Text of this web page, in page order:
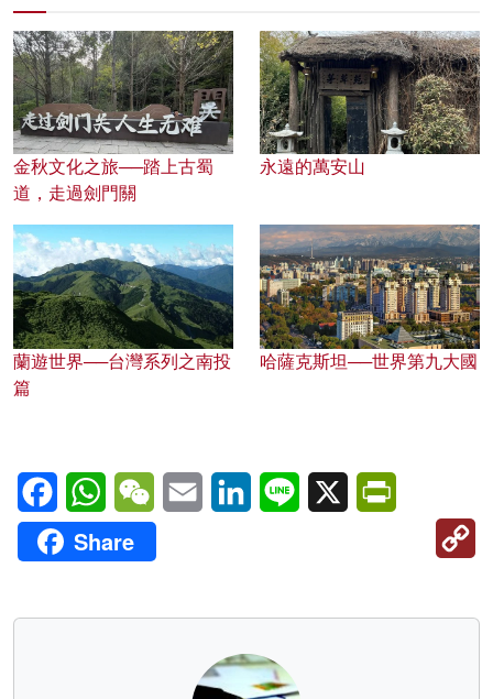
金秋文化之旅──踏上古蜀
道，走過劍門關
永遠的萬安山
蘭遊世界──台灣系列之南投
篇
哈薩克斯坦──世界第九大國
FacebookWhatsAppWeChatEmail LinkedInLine X
Share